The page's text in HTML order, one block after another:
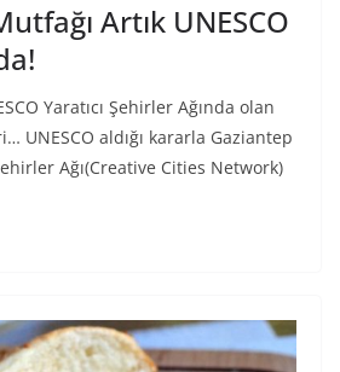
Artık UNESCO
Yaratıcı Şehirler Ağında olan
UNESCO aldığı kararla Gaziantep
Ağı(Creative Cities Network)